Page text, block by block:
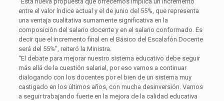
entre el valor índice actual y el de junio del 55%, que representa
una ventaja cualitativa sumamente significativa en la
composición del salario docente y en el salario conformado. Es
decir que el incremento final en el Básico del Escalafón Docente
será del 55%”, reiteró la Ministra.
“El debate para mejorar nuestro sistema educativo debe seguir
más allá de la cuestión salarial, por eso vamos a continuar
dialogando con los docentes por el bien de un sistema muy
castigado en los últimos años, con mucha desinversión. Vamos
a seguir trabajando fuerte en la mejora de la calidad educativa